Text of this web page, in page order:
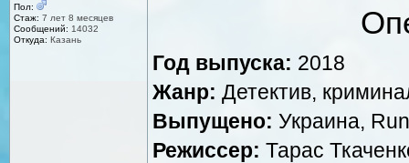
Пол:
Стаж: 7 лет 8 месяцев
Сообщений: 14032
Откуда: Казань
Год выпуска: 2018
Жанр: Детектив,
Выпущено: Украина,
Режиссер: Тарас